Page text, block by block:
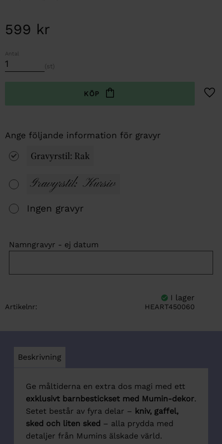
599 kr
Antal
st
Namngravyr - ej datum
Gravyrstil: Rak
Gravyrstil: Kursiv
Ingen gravyr
Artikelnr HEART450060
Beskrivning
Ge måltiderna en extra dos magi med ett
exklusivt barnbestickset med Mumin-dekor.
Setet består av fyra delar – kniv, gaffel,
sked och liten sked – alla prydda med
detaljer från Mumins älskade värld.